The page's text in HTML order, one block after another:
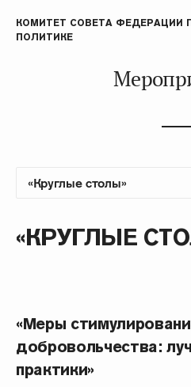
КОМИТЕТ СОВЕТА ФЕДЕРАЦИИ
ПОЛИТИКЕ
«КРУГЛЫЕ
«Меры
добровольчества:
практики»